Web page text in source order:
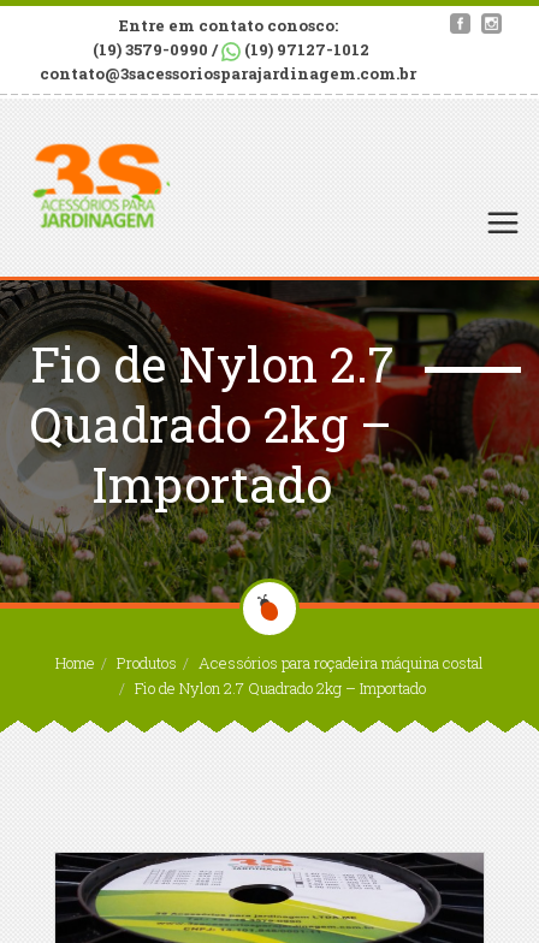
Entre em contato conosco:
(19) 3579-0990 /
(19) 97127-1012
contato@3sacessoriosparajardinagem.com.br
Fio de Nylon 2.7
Quadrado 2kg –
Importado
Home Produtos
Acessórios para roçadeira máquina costal
Fio de Nylon 2.7 Quadrado 2kg – Importado